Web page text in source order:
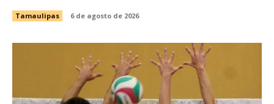
Tamaulipas 6 de agosto de 2026